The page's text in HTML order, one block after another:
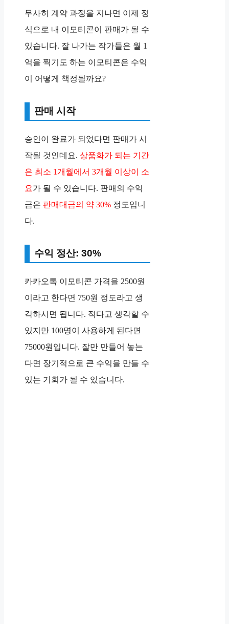
무사히 계약 과정을 지나면 이제 정
식으로 내 이모티콘이 판매가 될 수
있습니다. 잘 나가는 작가들은 월 1
억을 찍기도 하는 이모티콘은 수익
이 어떻게 책정될까요?
판매 시작
승인이 완료가 되었다면 판매가 시
작될 것인데요. 상품화가 되는 기간
은 최소 1개월에서 3개월 이상이 소
요가 될 수 있습니다. 판매의 수익
금은 판매대금의 약 30% 정도입니
다.
수익 정산: 30%
카카오톡 이모티콘 가격을 2500원
이라고 한다면 750원 정도라고 생
각하시면 됩니다. 적다고 생각할 수
있지만 100명이 사용하게 된다면
75000원입니다. 잘만 만들어 놓는
다면 장기적으로 큰 수익을 만들 수
있는 기회가 될 수 있습니다.